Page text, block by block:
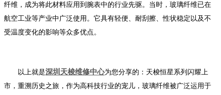
纤维，成为将此材料应用到腕表中的行业先驱。当时，玻璃纤维已在
航空工业等产业中广泛使用。它具有轻便、耐刮擦、性状稳定以及不
受温度变化的影响等众多优点。
以上就是深圳天梭维修中心为您分享的：天梭恒星系列闪耀上
市，重溯历史之旅，作为高科技行业的宠儿，玻璃纤维被广泛运用于